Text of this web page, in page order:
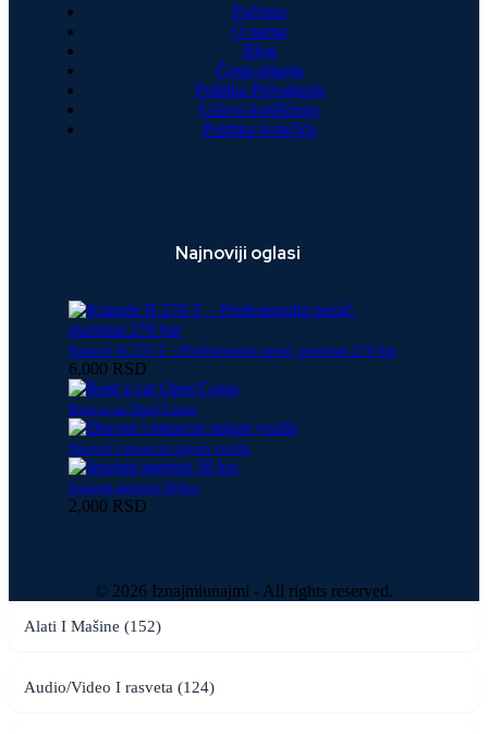
Početna
O nama
Blog
Česta pitanja
Politika Privatnosti
Uslovi korišćenja
Politika kolačića
Najnoviji oglasi
Kranzle B 270 T – Profesionalni perač, puromat 270 bar
6,000 RSD
Rent a car Opel Corsa
Dnevni i mesecni najam vozila
Iznajmi agregat 30 kw
2,000 RSD
© 2026 Iznajmiunajmi - All rights reserved.
Alati I Mašine (152)
Audio/Video I rasveta (124)